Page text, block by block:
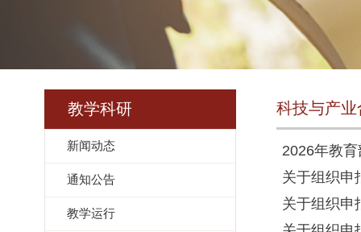
教学科研
新闻动态
通知公告
教学运行
科技与产
2026年教
关于组织申
关于组织申